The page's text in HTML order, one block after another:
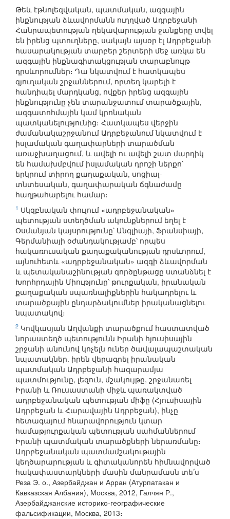
Թեև էթնոլեզվական, պատմական, ազգային
ինքնության ձևավորմանն ուղղված Ադրբեջանի
Հանրապետության ղեկավարության ջանքերը տվել
են իրենց պտուղները, սակայն այսօր էլ Ադրբեջանի
հասարակության տարբեր շերտերի մեջ առկա են
ազգային ինքնագիտակցության տարաբնույթ
դրսևորումներ։ Դա նկատվում է հատկապես
գյուղական շրջաններում, որտեղ կարելի է
հանդիպել մարդկանց, ովքեր իրենց ազգային
ինքնությունը չեն տարանջատում տարածքային,
ազգատոհմային կամ կրոնական
պատկանելությունից։ Հատկապես վերջին
ժամանակաշրջանում Ադրբեջանում նկատվում է
իսլամական գաղափարների տարածման
առաջխաղացում, և ավելի ու ավելի շատ մարդիկ
են համախմբվում իսլամական դրոշի ներքո՝
երկրում տիրող քաղաքական, սոցիալ-
տնտեսական, գաղափարական ճգնաժամը
հաղթահարելու համար։
1 Սկզբնական փուլում «ադրբեջանական»
պետության ստեղծման ակունքներում եղել է
Օսմանյան կայսրությունը՝ Անգլիայի, Ֆրանսիայի,
Գերմանիայի օժանդակությամբ՝ որպես
հակառուսական քաղաքականության դրսևորում,
այնուհետև «ադրբեջանական» ազգի ձևավորման
և պետականաշինության գործընթացը ստանձնել է
Խորհրդային Միությունը՝ թուրքական, իրանական
քաղաքական սպառնալիքներին հակադրելու և
տարածքային ընդարձակումներ իրականացնելու
նպատակով։
2 Կովկասյան Աղվանքի տարածքում հաստատված
նորաստեղծ պետությունն Իրանի հյուսիսային
շրջանի անունով կոչելն ուներ ծավալապաշտական
նպատակներ. իրեն վերագրել իրանական
պատմական Ադրբեջանի հազարամյա
պատմությունը, լեզուն, մշակույթը, շրջանառել
Իրանի և Ռուսաստանի միջև պառակտված
ադրբեջանական պետության միֆը (Հյուսիսային
Ադրբեջան և Հարավային Ադրբեջան), ինչը
հետագայում հնարավորություն կտար
համաթյուրքական պետության սահմաններում
Իրանի պատմական տարածքների ներառմանը։
Ադրբեջանական պատմամշակութային
կեղծարարության և գիտականորեն հիմնավորված
հակափաստարկների մասին մանրամասն տե՛ս
Реза Э. о., Азербайджан и Арран (Атурпатакан и
Кавказская Албания), Москва, 2012, Галчян Р.,
Азербайджанские историко-географические
фальсификации, Москва, 2013։